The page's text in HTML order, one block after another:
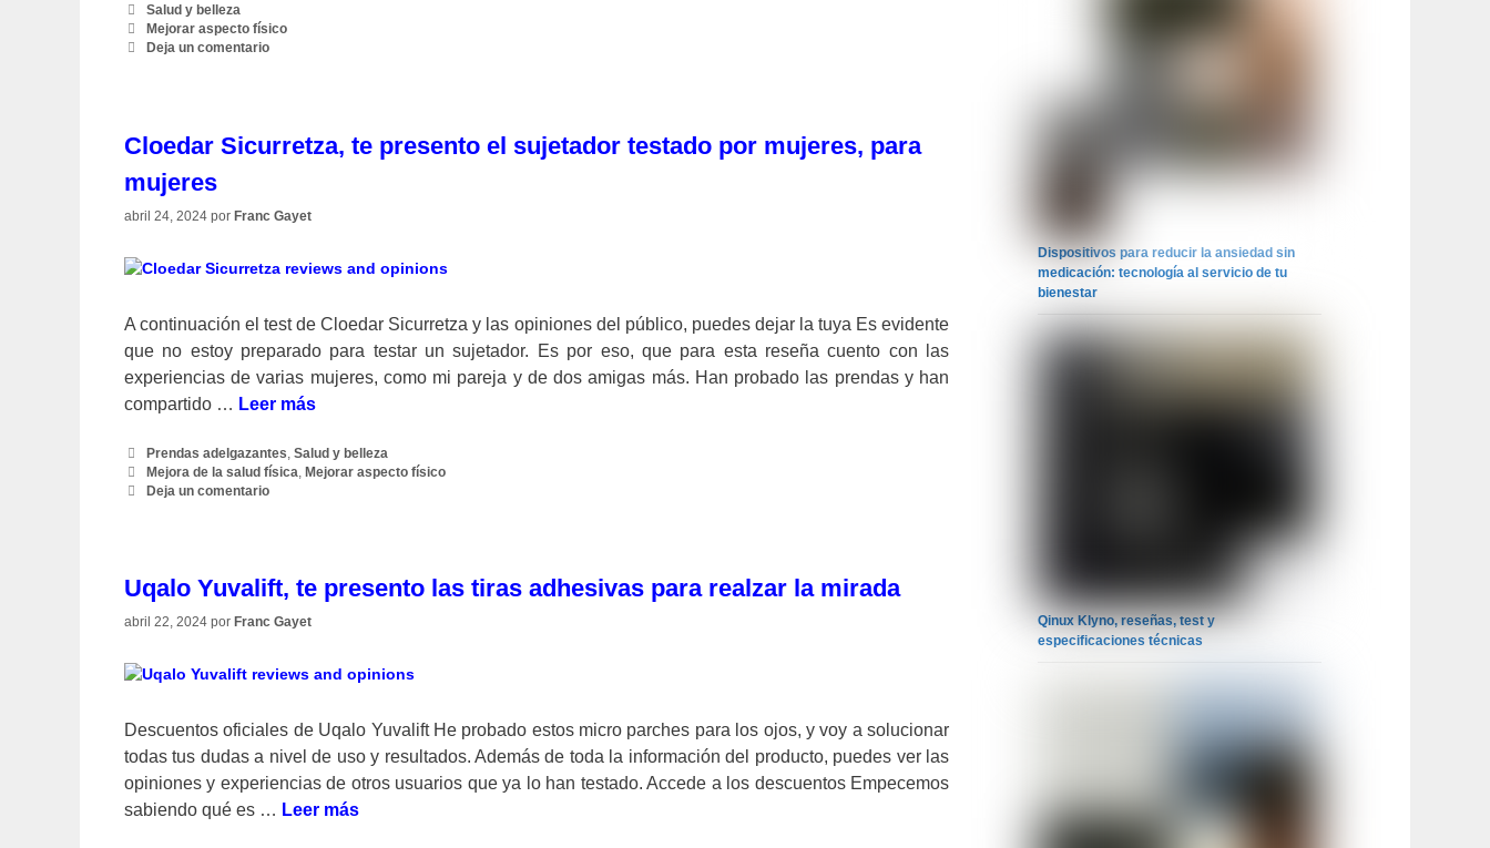
Categorías
Salud y belleza
Etiquetas
Mejorar aspecto físico
Deja un comentario
Cloedar Sicurretza, te presento el sujetador testado por mujeres, para
mujeres
abril 24, 2024 por Franc Gayet
A continuación el test de Cloedar Sicurretza y las opiniones del público, puedes dejar la tuya Es evidente
que no estoy preparado para testar un sujetador. Es por eso, que para esta reseña cuento con las
experiencias de varias mujeres, como mi pareja y de dos amigas más. Han probado las prendas y han
compartido … Leer más
Categorías
Prendas adelgazantes ,Salud y belleza
Etiquetas
Mejora de la salud física ,Mejorar aspecto físico
Deja un comentario
Uqalo Yuvalift, te presento las tiras adhesivas para realzar la mirada
abril 22, 2024 por Franc Gayet
Descuentos oficiales de Uqalo Yuvalift He probado estos micro parches para los ojos, y voy a solucionar
todas tus dudas a nivel de uso y resultados. Además de toda la información del producto, puedes ver las
opiniones y experiencias de otros usuarios que ya lo han testado. Accede a los descuentos Empecemos
sabiendo qué es … Leer más
Dispositivos para reducir la ansiedad sin
medicación: tecnología al servicio de tu
bienestar
Qinux Klyno, reseñas, test y
especificaciones técnicas